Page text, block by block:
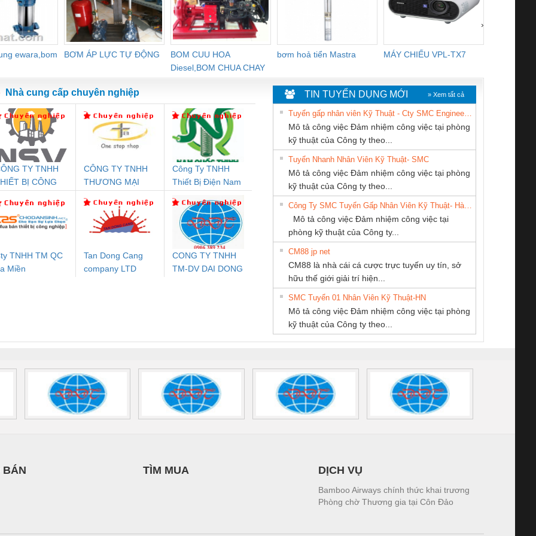
ewara,bom
BƠM ÁP LỰC TỰ ĐỘNG
BOM CUU HOA
Diesel,BOM CHUA CHAY
bơm hoả tiển Mastra MÁY CHIẾU VPL-TX7
›
An Toàn
Contact
1NO-
Rơ Le An Toàn
Phoenix Contact
PSR-SCP-
24UC/ESL4/3X1/1X2/B
- 2981059
Điện AC
Mô-đun Ắc Quy UPS
Bộ Lặp Tín Hiệu
PROFIBUS Phoenix
Contact PSI-REP-
PROFIBUS/12MB -
2708863
Rơ Le An Toàn
Phoenix Contact
2986960 – PSR-
SCP-
24DC/FSP/2X1/1X2
Rơ Le An Toàn
Bộ giám sát chuỗi
tấm pin
TRANSCLINIC 16I+
1K5 H (2502520000)
Bộ giám sát chuỗi
tấm pin
TRANSCLINIC 16I+
1K5 L (2433950000)
Bộ giám sát dòng
TRANSCLINIC 16I+
(2008130000)
Bộ chỉnh lưu nguồn
điện TRANSCLINIC
BKE 1K5.4
(7791400879)2. Giá
Nẹp nhôm chống
trơn Đà Nẵng
Nhà cung cấp chuyên nghiệp
TY TNHH
BỊ CÔNG
VIỆT
CÔNG TY TNHH
THƯƠNG MẠI
NAM
Công Ty TNHH
Thiết Bị Điện Nam
TNHH TM QC
Miền
Tan Dong Cang
company LTD
CONG TY TNHH
TM-DV DAI DONG
CÔNG TY TNHH
THƯƠNG MẠI
DỊCH VỤ KỸ
THUẬT ĐIỆN CƠ
GIA HƯNG PHÁT
CÔNG TY TNHH
KINH DOANH
DỊCH VỤ XNK
PHƯƠNG NAM
CÔNG TY CỔ
CÁP ĐIỆN
THƯỢNG ĐÌNH
CÔNG TY TNHH
KỸ THUẬT KTECH
VIỆT NAM
MEKONG MARINE
SUPPLY
ĐỘNG TIẾN
TIN TUYỂN DỤNG MỚI » Xem tất cả
Mô tả công việc Đảm nhiệm công việc tại phòng
kỹ thuật của Công ty theo...
Tuyển Nhanh Nhân Viên Kỹ Thuật- SMC
Mô tả công việc Đảm nhiệm công việc tại phòng
kỹ thuật của Công ty theo...
Mô tả công việc Đảm nhiệm công việc tại
phòng kỹ thuật của Công ty...
CM88 jp net
CM88 là nhà cái cá cược trực tuyến uy tín, sở
hữu thế giới giải trí hiện...
SMC Tuyển 01 Nhân Viên Kỹ Thuật-HN
Mô tả công việc Đảm nhiệm công việc tại phòng
kỹ thuật của Công ty theo...
BÁN TÌM MUA DỊCH VỤ
Bamboo Airways chính thức khai trương
Phòng chờ Thương gia tại Côn Đảo